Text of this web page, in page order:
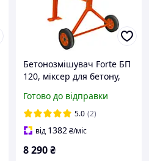
Бетонозмішувач Forte БП
120, міксер для бетону,
електробетонозмішувач
Готово до відправки
5.0 (2)
від 1382₴/міс
8 290₴